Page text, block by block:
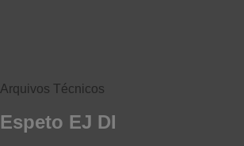
Arquivos Técnicos
Espeto EJ DI